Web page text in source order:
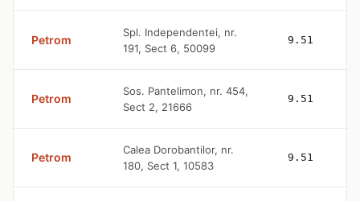
Petrom
Spl. Independentei, nr.
191, Sect 6, 50099
9.51
Petrom
Sos. Pantelimon, nr. 454,
Sect 2, 21666
9.51
Petrom
Calea Dorobantilor, nr.
180, Sect 1, 10583
9.51